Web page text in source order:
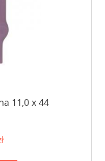
11,0 x 44